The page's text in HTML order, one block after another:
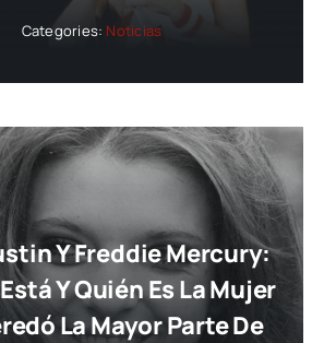
Categories: Noticias
Y Freddie Mercury:
Y Quién Es La Mujer
La Mayor Parte De